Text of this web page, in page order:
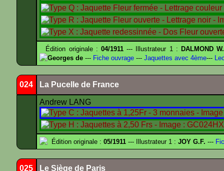
Édition originale :04/1911 --- Illustrateur 1 : DALMOND W.
Georges de --- Fiche ouvrage --- Jaquettes avec 4ème---
024 La Pucelle de France
Andrew LANG
Édition originale : 05/1911 --- Illustrateur 1 : JOY G.F. ---
025 Le Siège de Paris